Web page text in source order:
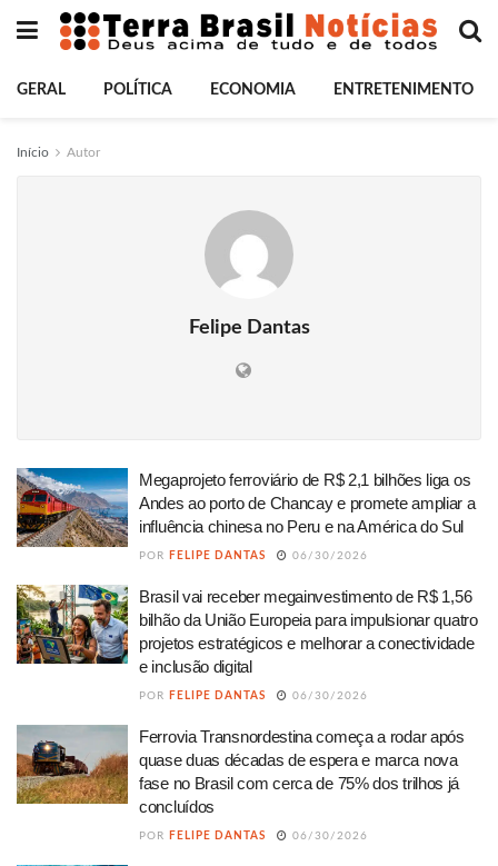
GERAL POLÍTICA ECONOMIA ENTRETENIMENTO
Início Autor
Felipe Dantas
Megaprojeto ferroviário de R$ 2,1 bilhões liga os
Andes ao porto de Chancay e promete ampliar a
influência chinesa no Peru e na América do Sul
POR FELIPE DANTAS 06/30/2026
Brasil vai receber megainvestimento de R$ 1,56
bilhão da União Europeia para impulsionar quatro
projetos estratégicos e melhorar a conectividade
e inclusão digital
POR FELIPE DANTAS 06/30/2026
Ferrovia Transnordestina começa a rodar após
quase duas décadas de espera e marca nova
fase no Brasil com cerca de 75% dos trilhos já
concluídos
POR FELIPE DANTAS 06/30/2026